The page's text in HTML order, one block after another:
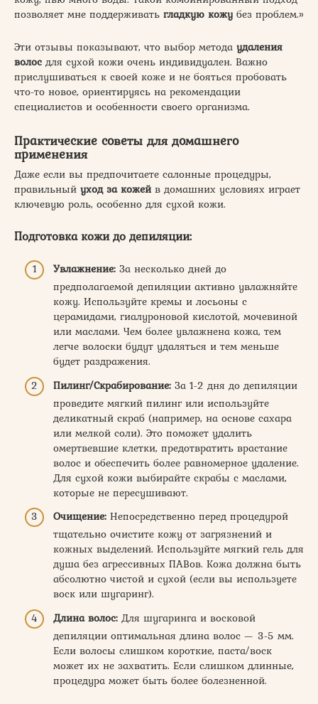
позволяет мне поддерживать гладкую кожу без проблем.»
Эти отзывы показывают, что выбор метода удаления
волос для сухой кожи очень индивидуален. Важно
прислушиваться к своей коже и не бояться пробовать
что-то новое, ориентируясь на рекомендации
специалистов и особенности своего организма.
Практические советы для домашнего
применения
Даже если вы предпочитаете салонные процедуры,
правильный уход за кожейв домашних условиях играет
ключевую роль, особенно для сухой кожи.
Подготовка кожи до депиляции:
Увлажнение: За несколько дней до
предполагаемой депиляции активно увлажняйте
кожу. Используйте кремы и лосьоны с
церамидами, гиалуроновой кислотой, мочевиной
или маслами. Чем более увлажнена кожа, тем
легче волоски будут удаляться и тем меньше
будет раздражения.
Пилинг/Скрабирование: За 1-2 дня до депиляции
проведите мягкий пилинг или используйте
деликатный скраб (например, на основе сахара
или мелкой соли). Это поможет удалить
омертвевшие клетки, предотвратить врастание
волос и обеспечить более равномерное удаление.
Для сухой кожи выбирайте скрабы с маслами,
которые не пересушивают.
Очищение: Непосредственно перед процедурой
тщательно очистите кожу от загрязнений и
кожных выделений. Используйте мягкий гель для
душа без агрессивных ПАВов. Кожа должна быть
абсолютно чистой и сухой (если вы используете
воск или шугаринг).
Длина волос: Для шугаринга и восковой
депиляции оптимальная длина волос — 3-5 мм.
Если волосы слишком короткие, паста/воск
может их не захватить. Если слишком длинные,
процедура может быть более болезненной.